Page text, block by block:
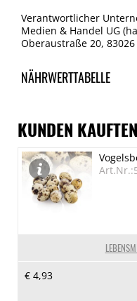
Verantwortlicher
Medien & Handel UG
Oberaustraße 20,
NÄHRWERTTABELLE
je 100g
Brennwert
1348 kJ/317 kcal
Fett
0 g
79 g
KUNDEN
€ 4,93